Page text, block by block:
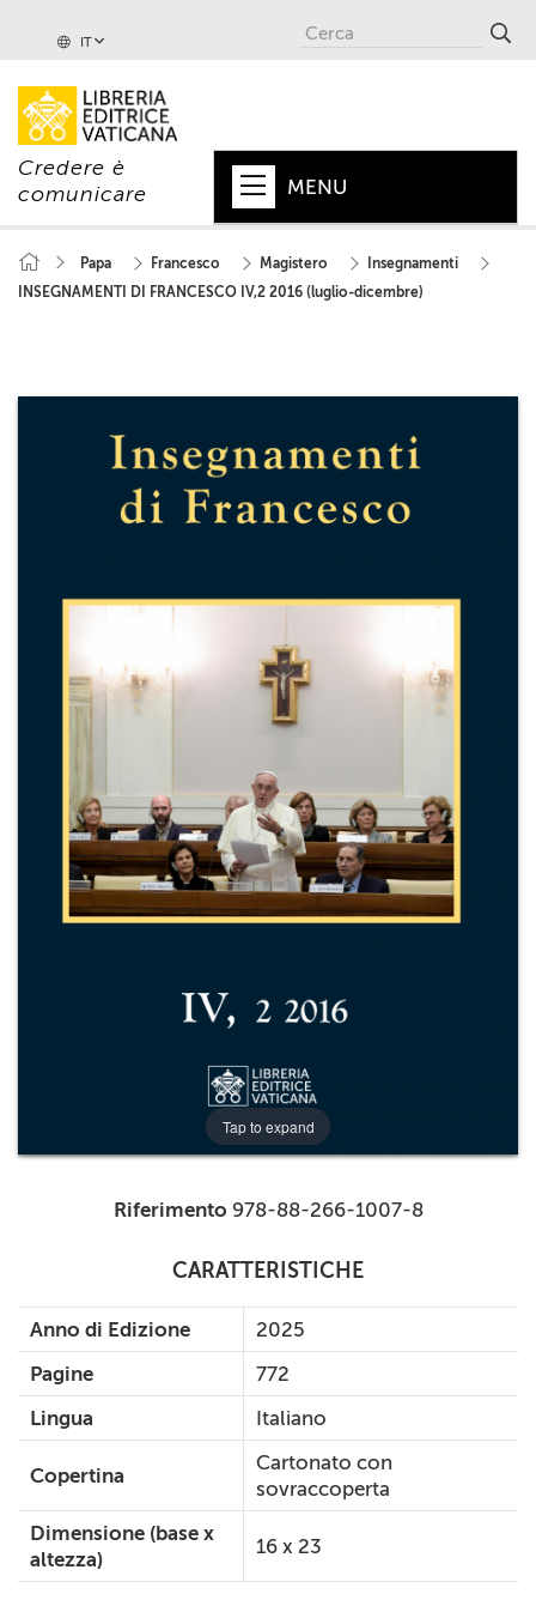
IT
Credere è
comunicare
MENU
PAPA
+
CHIESA
MONDO
COLLANE
CEI
AUTORI VARI
Papa Francesco Magistero
Insegnamenti
INSEGNAMENTI DI FRANCESCO IV,2 2016 (luglio-dicembre)
Tap to expand
Riferimento 978-88-266-1007-8
CARATTERISTICHE
Anno di Edizione
2025
Pagine
772
Lingua
Italiano
Copertina
Cartonato con
sovraccoperta
Dimensione (base x
altezza)
16 x 23